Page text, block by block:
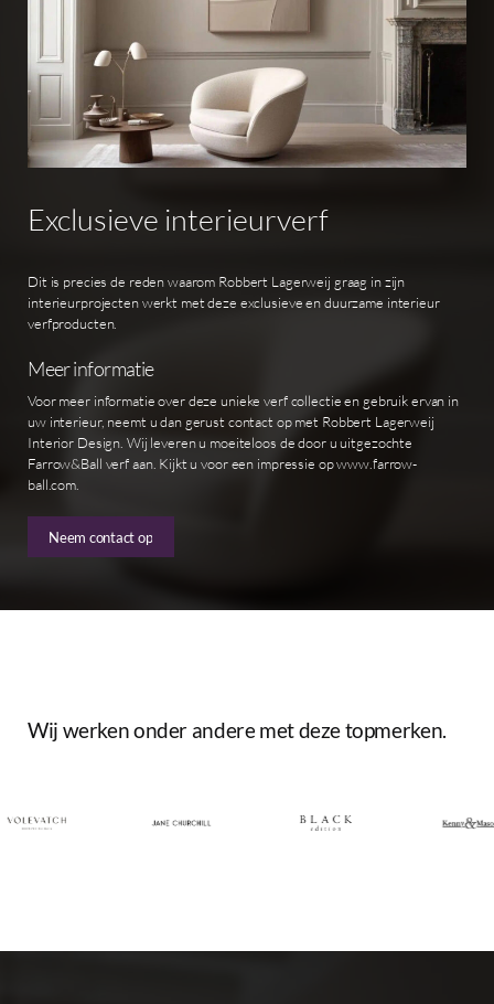
Exclusieve interieurverf
Dit is precies de reden waarom Robbert Lagerweij graag in zijn
interieurprojecten werkt met deze exclusieve en duurzame interieur
verfproducten.
Meer informatie
Voor meer informatie over deze unieke verf collectie en gebruik ervan in
uw interieur, neemt u dan gerust contact op met Robbert Lagerweij
Interior Design. Wij leveren u moeiteloos de door u uitgezochte
Farrow&Ball verf aan. Kijkt u voor een impressie op www.farrow-
ball.com.
Neem contact op
Wij werkenonder andere metdezetopmerken.